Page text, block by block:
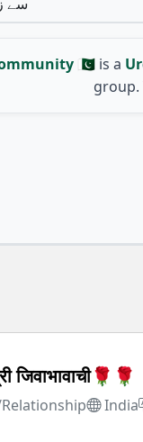
🇵🇰 is a
group.
जिवाभावाची🌹🌹
India